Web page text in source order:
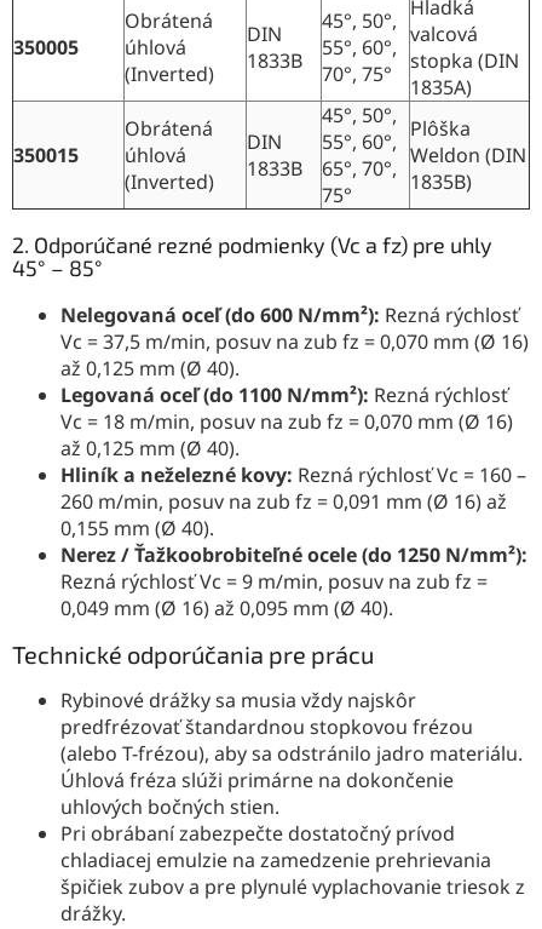
350005
Obrátená
úhlová
(Inverted)
DIN
1833B
45°, 50°,
55°, 60°,
70°, 75°
Hladká
valcová
stopka (DIN
1835A)
350015
Obrátená
úhlová
(Inverted)
DIN
1833B
45°, 50°,
55°, 60°,
65°, 70°,
75°
Plôška
Weldon (DIN
1835B)
2. Odporúčané rezné podmienky (Vc a fz) pre uhly
45° – 85°
Nelegovaná oceľ (do 600 N/mm²): Rezná rýchlosť
Vc = 37,5 m/min, posuv na zub fz = 0,070 mm (Ø 16)
až 0,125 mm (Ø 40).
Legovaná oceľ (do 1100 N/mm²): Rezná rýchlosť
Vc = 18 m/min, posuv na zub fz = 0,070 mm (Ø 16)
až 0,125 mm (Ø 40).
Hliník a neželezné kovy: Rezná rýchlosť Vc = 160 –
260 m/min, posuv na zub fz = 0,091 mm (Ø 16) až
0,155 mm (Ø 40).
Nerez / Ťažkoobrobiteľné ocele (do 1250 N/mm²):
Rezná rýchlosť Vc = 9 m/min, posuv na zub fz =
0,049 mm (Ø 16) až 0,095 mm (Ø 40).
Technické odporúčania pre prácu
Rybinové drážky sa musia vždy najskôr
predfrézovať štandardnou stopkovou frézou
(alebo T-frézou), aby sa odstránilo jadro materiálu.
Úhlová fréza slúži primárne na dokončenie
uhlových bočných stien.
Pri obrábaní zabezpečte dostatočný prívod
chladiacej emulzie na zamedzenie prehrievania
špičiek zubov a pre plynulé vyplachovanie triesok z
drážky.